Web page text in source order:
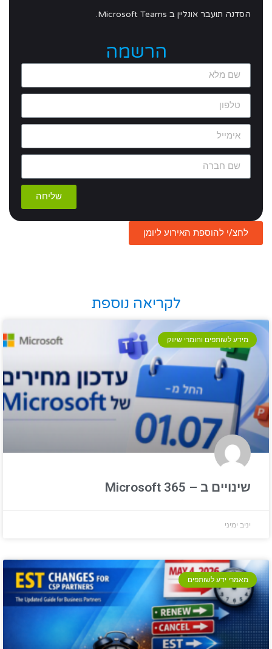
הסדנה תועבר אונליין ב Microsoft Teams.
הרשמה
שליחה
לחצ/י להוספת האירוע ליומן
לקריאה נוספת
מידע לשותפים וחומרי שיווק
שינויים ב – Microsoft 365
יניב ימיני
מאמרי ידע לשותפים